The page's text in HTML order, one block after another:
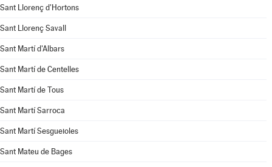
Sant Llorenç d'Hortons
Sant Llorenç Savall
Sant Martí d'Albars
Sant Martí de Centelles
Sant Martí de Tous
Sant Martí Sarroca
Sant Martí Sesgueioles
Sant Mateu de Bages